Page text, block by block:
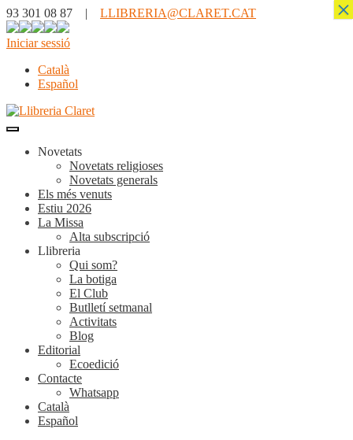
93 301 08 87 | LLIBRERIA@CLARET.CAT
Iniciar sessió
Català
Español
Novetats
Novetats religioses
Novetats generals
Els més venuts
Estiu 2026
La Missa
Alta subscripció
Llibreria
Qui som?
La botiga
El Club
Butlletí setmanal
Activitats
Blog
Editorial
Ecoedició
Contacte
Whatsapp
Català
Español
×